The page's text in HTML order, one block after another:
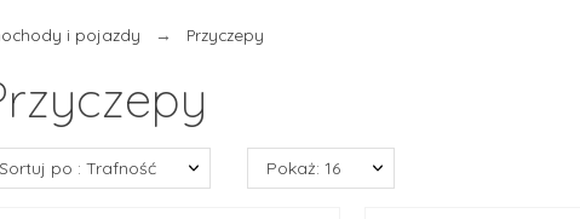
i pojazdy Przyczepy
Sortuj po : Trafność Pokaż: 16